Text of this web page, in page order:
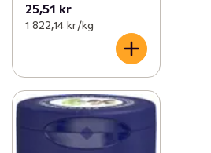
25,51 kr
1 822,14 kr /kg